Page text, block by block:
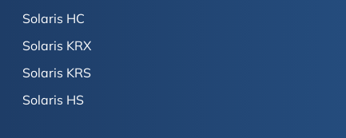
Solaris HC
Solaris KRX
Solaris KRS
Solaris HS